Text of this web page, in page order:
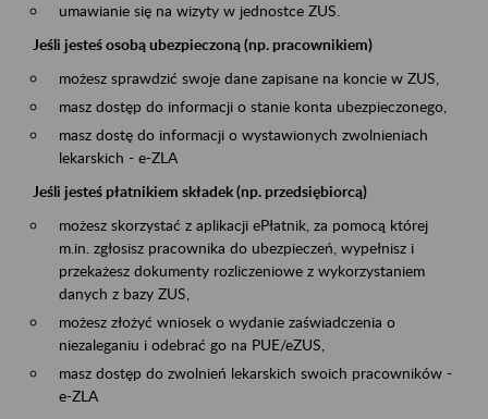
umawianie się na wizyty w jednostce ZUS.
Jeśli jesteś osobą ubezpieczoną (np. pracownikiem)
możesz sprawdzić swoje dane zapisane na koncie w ZUS,
masz dostęp do informacji o stanie konta ubezpieczonego,
masz dostę do informacji o wystawionych zwolnieniach
lekarskich - e-ZLA
Jeśli jesteś płatnikiem składek (np. przedsiębiorcą)
możesz skorzystać z aplikacji ePłatnik, za pomocą której
m.in. zgłosisz pracownika do ubezpieczeń, wypełnisz i
przekażesz dokumenty rozliczeniowe z wykorzystaniem
danych z bazy ZUS,
możesz złożyć wniosek o wydanie zaświadczenia o
niezaleganiu i odebrać go na PUE/eZUS,
masz dostęp do zwolnień lekarskich swoich pracowników -
e-ZLA